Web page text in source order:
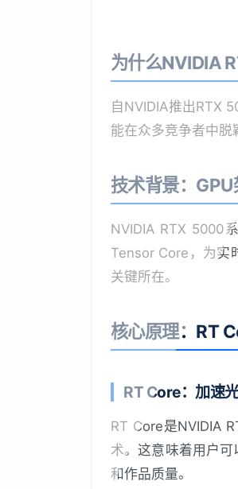
为什么NVIDIA
自NVIDIA推出RTX
能在众多竞争者中脱
技术背景：
NVIDIA RTX 5000
Tensor Core，为实
关键所在。
核心原理：RT
RT Core：加速
RT Core是NVIDIA
术。这意味着用户
和作品质量。